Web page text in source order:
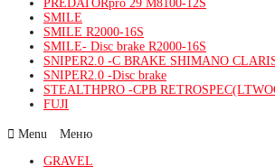
PREDATORpro 29 M8100-12S
SMILE
SMILE R2000-16S
SMILE- Disc brake R2000-16S
SNIPER2.0 -C BRAKE SHIMANO
SNIPER2.0 -Disc brake
STEALTHPRO -CPB
FUJI
Menu
GRAVEL